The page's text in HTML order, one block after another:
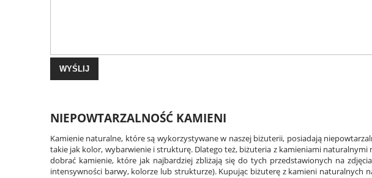
WYŚLIJ
NIEPOWTARZALNOŚĆ KAMIENI
Kamienie naturalne, które są wykorzystywane w naszej biżuterii, posiadają
takie jak kolor, wybarwienie i strukturę. Dlatego też, biżuteria z kamieniami
dobrać kamienie, które jak najbardziej zbliżają się do tych przedstawionych na
intensywności barwy, kolorze lub strukturze). Kupując biżuterę z kamieni naturalnych